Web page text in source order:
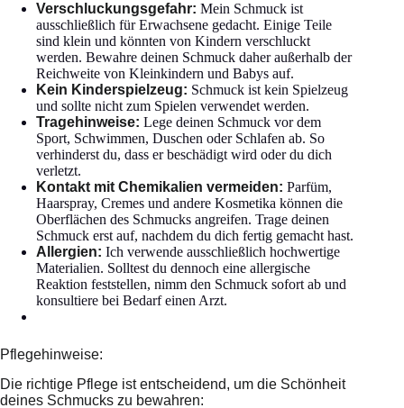
Verschluckungsgefahr: Mein Schmuck ist
ausschließlich für Erwachsene gedacht. Einige Teile
sind klein und könnten von Kindern verschluckt
werden. Bewahre deinen Schmuck daher außerhalb der
Reichweite von Kleinkindern und Babys auf.
Kein Kinderspielzeug: Schmuck ist kein Spielzeug
und sollte nicht zum Spielen verwendet werden.
Tragehinweise: Lege deinen Schmuck vor dem
Sport, Schwimmen, Duschen oder Schlafen ab. So
verhinderst du, dass er beschädigt wird oder du dich
verletzt.
Kontakt mit Chemikalien vermeiden: Parfüm,
Haarspray, Cremes und andere Kosmetika können die
Oberflächen des Schmucks angreifen. Trage deinen
Schmuck erst auf, nachdem du dich fertig gemacht hast.
Allergien: Ich verwende ausschließlich hochwertige
Materialien. Solltest du dennoch eine allergische
Reaktion feststellen, nimm den Schmuck sofort ab und
konsultiere bei Bedarf einen Arzt.
Pflegehinweise:
Die richtige Pflege ist entscheidend, um die Schönheit
deines Schmucks zu bewahren: